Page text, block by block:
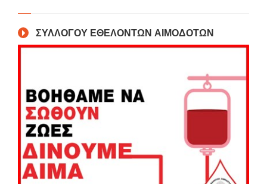
ΣΥΛΛΟΓΟΥ ΕΘΕΛΟΝΤΩΝ ΑΙΜΟΔΟΤΩΝ